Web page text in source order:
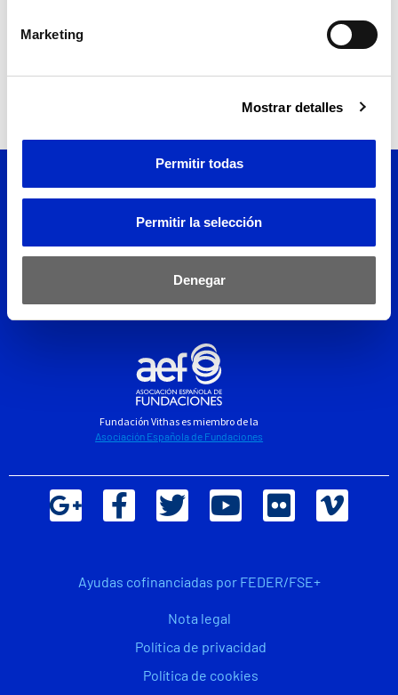
Marketing
Mostrar detalles
Permitir todas
Permitir la selección
Denegar
Fundación Vithas es miembro de la
Asociación Española de Fundaciones
Ayudas cofinanciadas por FEDER/FSE+
Nota legal
Política de privacidad
Política de cookies